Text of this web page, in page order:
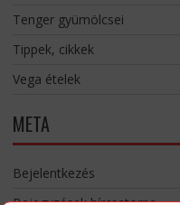
Tenger gyümölcsei
Tippek, cikkek
Vega ételek
META
Bejelentkezés